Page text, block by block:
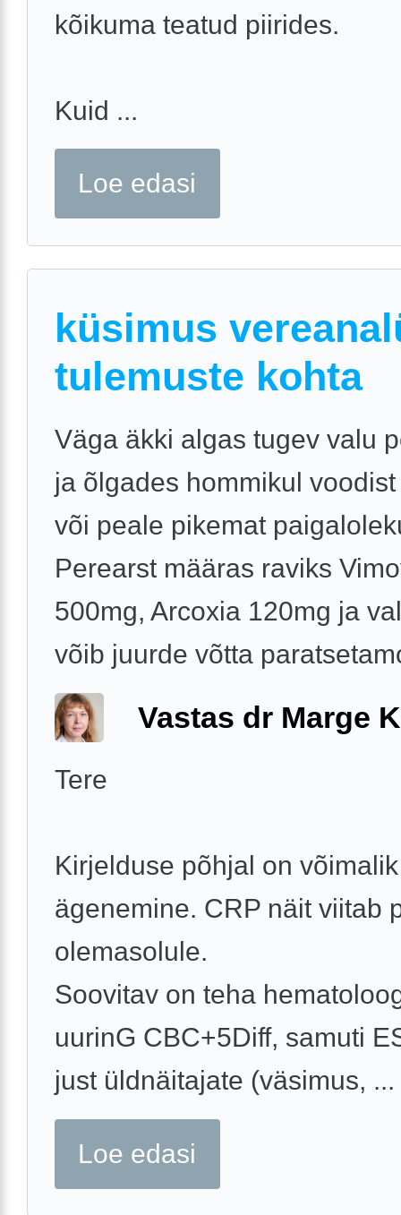
kõikuma teatud piirides.
Kuid ...
Loe edasi
küsimus
tulemuste kohta
Väga äkki algas tugev valu
ja õlgades hommikul
või peale pikemat
Perearst määras raviks
500mg, Arcoxia 120mg ja
võib juurde võtta
Vastas dr Marge
Tere
Kirjelduse põhjal on
ägenemine. CRP näit viitab
olemasolule.
Soovitav on teha
uurinG CBC+5Diff, samuti
just üldnäitajate (väsimus, ...
Loe edasi